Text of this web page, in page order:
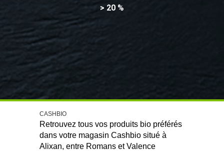
> 20 %
CASHBIO
Retrouvez tous vos produits bio préférés
dans votre magasin Cashbio situé à
Alixan, entre Romans et Valence